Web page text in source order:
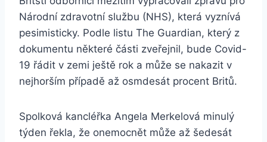
Národní zdravotní službu (NHS), která vyznívá
pesimisticky. Podle listu The Guardian, který z
dokumentu některé části zveřejnil, bude Covid-
19 řádit v zemi ještě rok a může se nakazit v
nejhorším případě až osmdesát procent Britů.
Spolková kancléřka Angela Merkelová minulý
týden řekla, že onemocnět může až šedesát